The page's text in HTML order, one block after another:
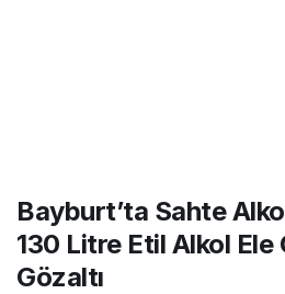
Bayburt’ta Sahte
130 Litre Etil Alkol
Gözaltı